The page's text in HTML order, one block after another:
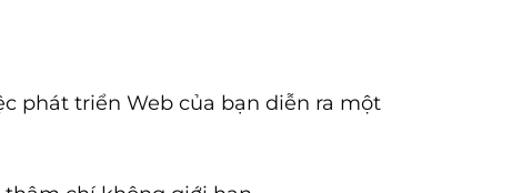
phát triển Web của bạn diễn ra một